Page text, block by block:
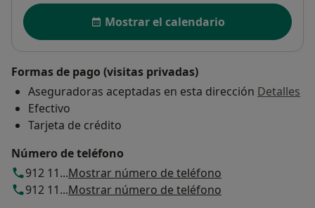
Disponibilidad
Mostrar el calendario
Formas de pago (visitas privadas)
Aseguradoras aceptadas en esta dirección Detalles
Efectivo
Tarjeta de crédito
Número de teléfono
912 11...Mostrar número de teléfono
912 11...Mostrar número de teléfono